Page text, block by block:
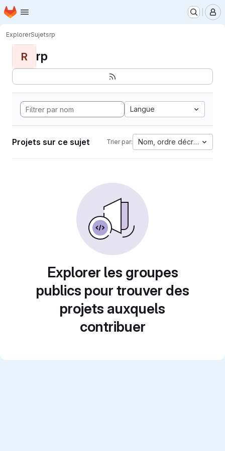
Passer au contenu principal
Page d'accueil
ExplorerSujetsrp
R rp
Langue
Projets sur ce sujet Trier par: Nom, ordre décroissant
Explorer les groupes
publics pour trouver des
projets auxquels
contribuer